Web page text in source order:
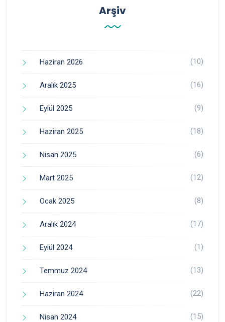
Arşiv
Haziran 2026 (10)
Aralık 2025 (16)
Eylül 2025 (9)
Haziran 2025 (18)
Nisan 2025 (6)
Mart 2025 (12)
Ocak 2025 (8)
Aralık 2024 (17)
Eylül 2024 (1)
Temmuz 2024 (13)
Haziran 2024 (22)
Nisan 2024 (15)